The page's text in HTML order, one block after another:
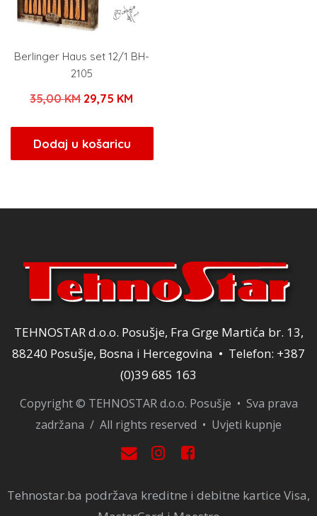
Berlinger Haus set 12/1 BH-
2105
35,00KM Izvorna
bila
je:
29,75 KM
29,75 KM.
Dodaj u košaricu
TEHNOSTAR d.o.o. Posušje, Fra Grge Martića br. 13,
88240 Posušje, Bosna i Hercegovina • Telefon: +387
(0)39 685 163
Copyright © TEHNOSTAR d.o.o. Posušje • Sva prava
zadržana / All rights reserved • Uvjeti kupnje
Tehnostar.ba podržava kreditne i debitne kartice Visa,